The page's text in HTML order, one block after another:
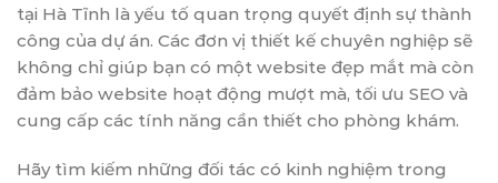
tại Hà Tĩnh là yếu tố quan trọng quyết định sự thành
công của dự án. Các đơn vị thiết kế chuyên nghiệp sẽ
không chỉ giúp bạn có một website đẹp mắt mà còn
đảm bảo website hoạt động mượt mà, tối ưu SEO và
cung cấp các tính năng cần thiết cho phòng khám.
Hãy tìm kiếm những đối tác có kinh nghiệm trong